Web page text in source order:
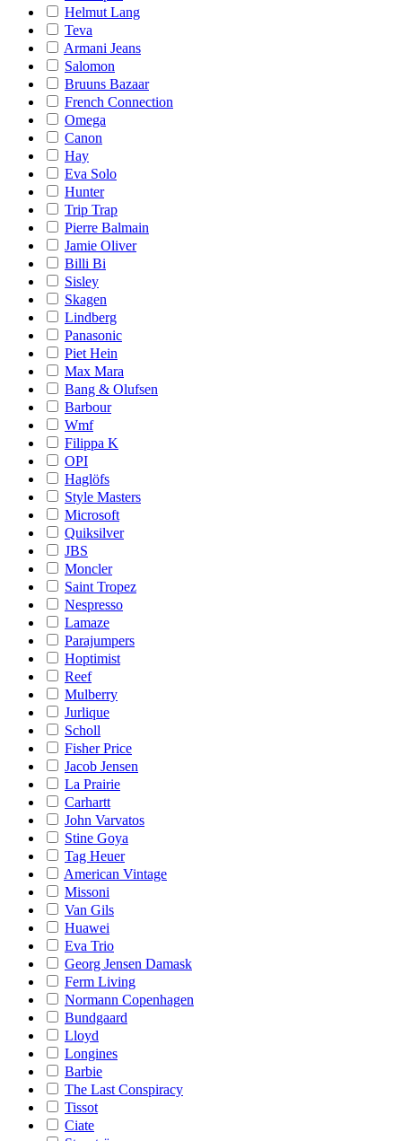
Helmut Lang
Teva
Armani Jeans
Salomon
Bruuns Bazaar
French Connection
Omega
Canon
Hay
Eva Solo
Hunter
Trip Trap
Pierre Balmain
Jamie Oliver
Billi Bi
Sisley
Skagen
Lindberg
Panasonic
Piet Hein
Max Mara
Bang & Olufsen
Barbour
Wmf
Filippa K
OPI
Haglöfs
Style Masters
Microsoft
Quiksilver
JBS
Moncler
Saint Tropez
Nespresso
Lamaze
Parajumpers
Hoptimist
Reef
Mulberry
Jurlique
Scholl
Fisher Price
Jacob Jensen
La Prairie
Carhartt
John Varvatos
Stine Goya
Tag Heuer
American Vintage
Missoni
Van Gils
Huawei
Eva Trio
Georg Jensen Damask
Ferm Living
Normann Copenhagen
Bundgaard
Lloyd
Longines
Barbie
The Last Conspiracy
Tissot
Ciate